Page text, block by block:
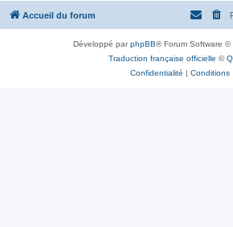
Accueil du forum
Développé parphpBB® Forum Software ©
Traduction française officielle ©
Confidentialité | Conditions